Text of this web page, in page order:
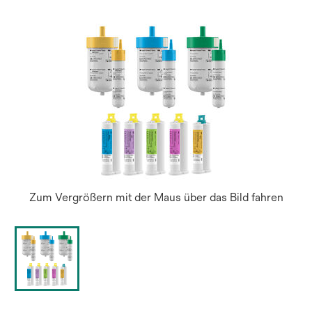
Zum Vergrößern mit der Maus über das Bild fahren